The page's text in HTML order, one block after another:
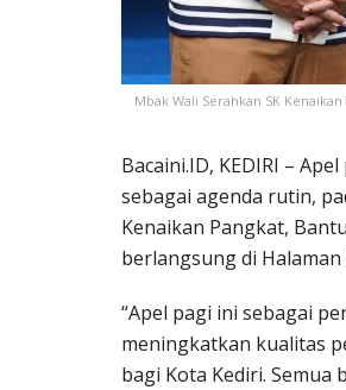
Mbak Wali Serahkan SK
Bacaini.ID, KEDIRI –
sebagai agenda rutin,
Kenaikan Pangkat,
berlangsung di Halaman
“Apel pagi ini sebagai
meningkatkan kualitas
bagi Kota Kediri. Semua